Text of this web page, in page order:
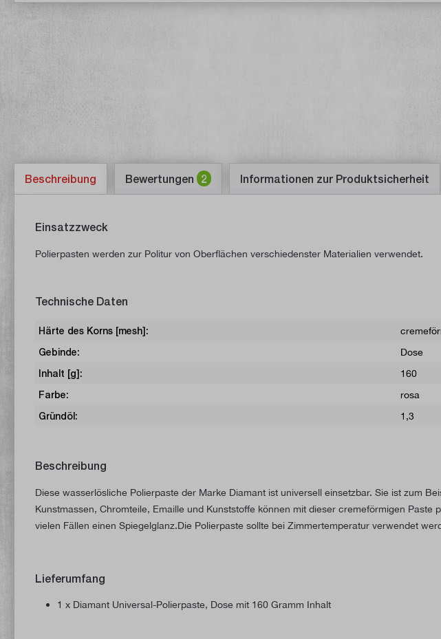
Beschreibung Bewertungen 2 Informationen zur Produktsicherheit
Einsatzzweck
Polierpasten werden zur Politur von Oberflächen verschiedenster Materialien verwendet.
Technische Daten
Härte des Korns [mesh]:
Gebinde:
Dose
Inhalt [g]:
160
Farbe:
rosa
Gründöl:
1,3
Beschreibung
Diese wasserlösliche Polierpaste der Marke Diamant ist universell einsetzbar. Sie ist zum
Kunstmassen, Chromteile, Emaille und Kunststoffe können mit dieser cremeförmigen
vielen Fällen einen Spiegelglanz.Die Polierpaste sollte bei Zimmertemperatur verwendet
Lieferumfang
1 x Diamant Universal-Polierpaste, Dose mit 160 Gramm Inhalt